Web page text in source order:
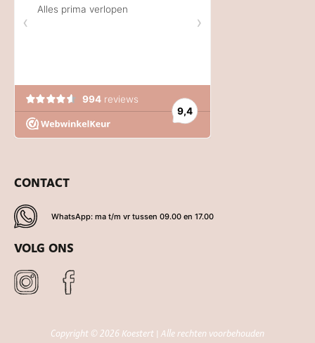
CONTACT
WhatsApp: ma t/m vr tussen 09.00 en 17.00
VOLG ONS
Copyright © 2026 Koestert | Alle rechten voorbehouden